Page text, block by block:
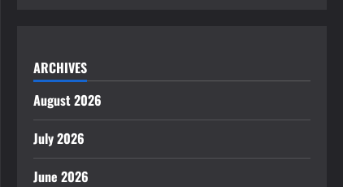
ARCHIVES
August 2026
July 2026
June 2026